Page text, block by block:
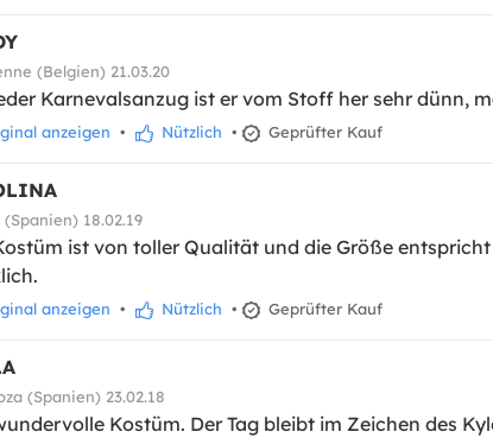
(Belgien) 21.03.20
Karnevalsanzug ist er vom Stoff her sehr dünn,
anzeigen • Nützlich • Geprüfter Kauf
(Spanien) 18.02.19
ist von toller Qualität und die Größe
anzeigen • Nützlich • Geprüfter Kauf
(Spanien) 23.02.18
Kostüm. Der Tag bleibt im Zeichen des